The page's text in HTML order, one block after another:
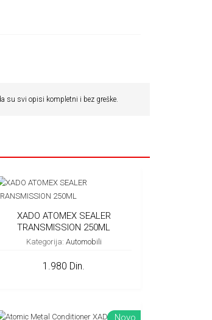
su svi opisi kompletni i bez greške.
XADO ATOMEX SEALER
TRANSMISSION 250ML
Kategorija: Automobili
1.980 Din.
Novo